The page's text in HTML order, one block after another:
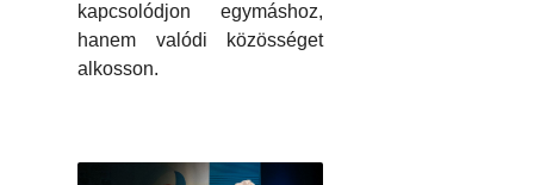
kapcsolódjon egymáshoz,
hanem valódi közösséget
alkosson.